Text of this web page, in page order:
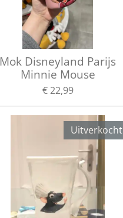
Mok Disneyland Parijs
Minnie Mouse
€ 22,99
Uitverkocht